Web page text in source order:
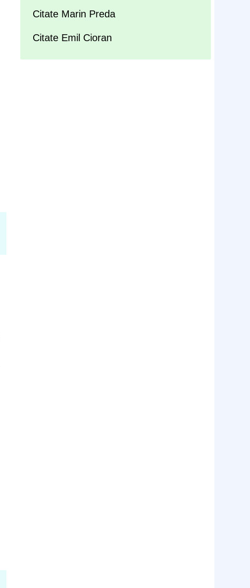
Citate Marin Preda
Citate Emil Cioran